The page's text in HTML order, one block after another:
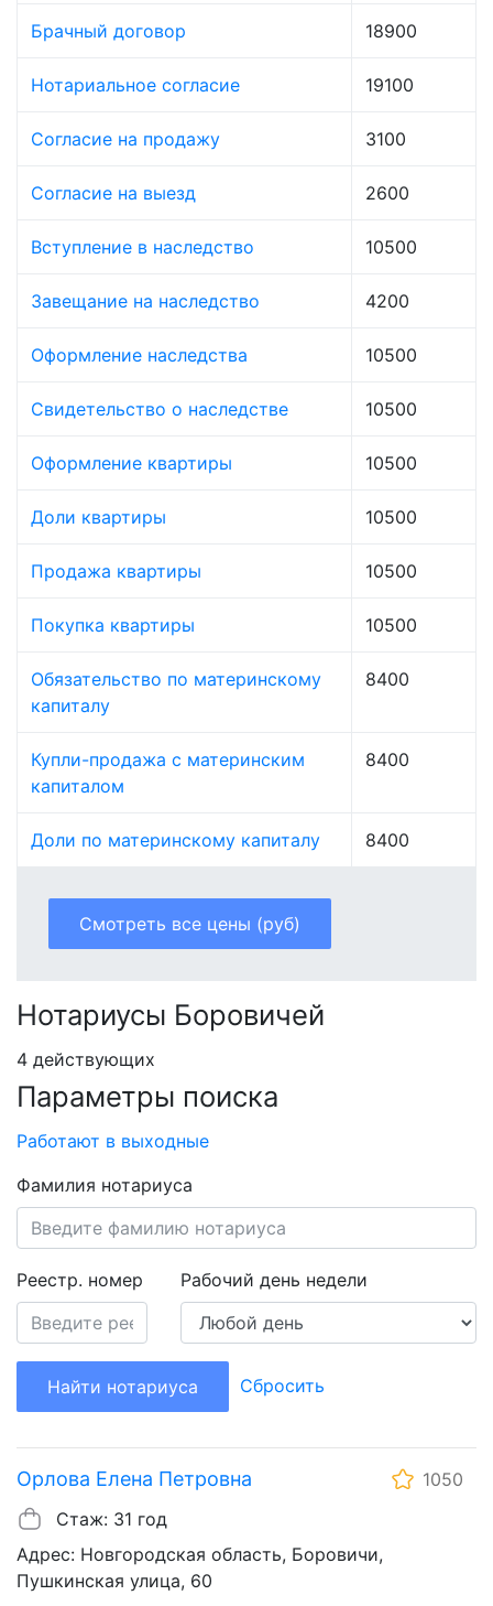
Брачный договор 18900
Нотариальное согласие 19100
Согласие на продажу 3100
Согласие на выезд 2600
Вступление в наследство 10500
Завещание на наследство 4200
Оформление наследства 10500
Свидетельство о наследстве 10500
Оформление квартиры 10500
Доли квартиры 10500
Продажа квартиры 10500
Покупка квартиры 10500
Обязательство по материнскому
капиталу
8400
Купли-продажа с материнским
капиталом
8400
Доли по материнскому капиталу 8400
Смотреть все цены (руб)
Нотариусы Боровичей
4 действующих
Параметры поиска
Работают в выходные
Фамилия нотариуса
Реестр. номер Рабочий день недели
Найти нотариуса Сбросить
Орлова Елена Петровна
1050
Стаж: 31 год
Адрес: Новгородская область, Боровичи,
Пушкинская улица, 60